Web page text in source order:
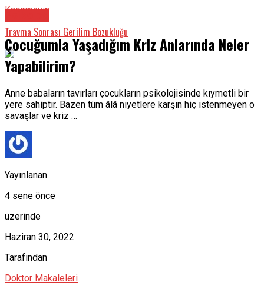
Kaçırmayın
Travma Sonrası Gerilim Bozukluğu
Çocuğumla Yaşadığım Kriz Anlarında Neler
Yapabilirim?
Anne babaların tavırları çocukların psikolojisinde kıymetli bir
yere sahiptir. Bazen tüm âlâ niyetlere karşın hiç istenmeyen o
savaşlar ve kriz …
Yayınlanan
4 sene önce
üzerinde
Haziran 30, 2022
Tarafından
Doktor Makaleleri